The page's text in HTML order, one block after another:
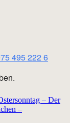
495 222 6
– Der
–